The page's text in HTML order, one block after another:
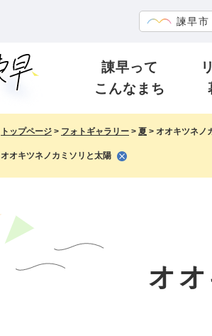
諫早市
諌早って
こんなまち
トップページ > フォトギャラリー > 夏 > オオキツネノ
オオキツネノカミソリと太陽
オ